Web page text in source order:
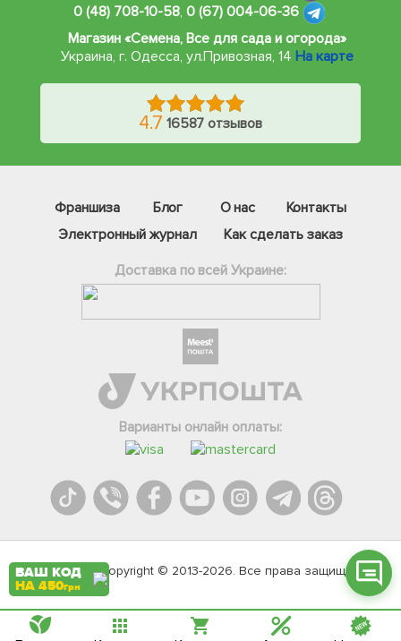
0 (48) 708-10-58, 0 (67) 004-06-36
Магазин «Семена, Все для сада и огорода»
Украина, г. Одесса, ул.Привозная, 14 На карте
4.7 16587 отзывов
Франшиза Блог О нас
Контакты
Электронный журнал
Как сделать заказ
Доставка по всей Украине:
Варианты онлайн оплаты:
Agromarket.Copyright © 2013-2026. Все права защищены
Телеграм
Вайбер
Онлайн чат
ВАШ КОД
НА 450грн